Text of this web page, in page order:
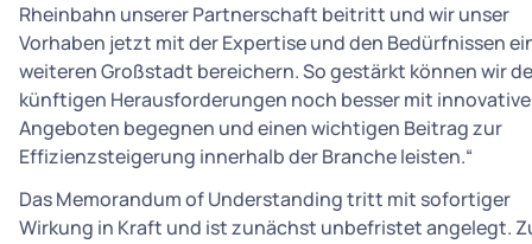
Rheinbahn unserer Partnerschaft beitritt und wir unser
Vorhaben jetzt mit der Expertise und den Bedürfnissen
weiteren Großstadt bereichern. So gestärkt können wir
künftigen Herausforderungen noch besser mit
Angeboten begegnen und einen wichtigen Beitrag zur
Effizienzsteigerung innerhalb der Branche leisten.“
Das Memorandum of Understanding tritt mit sofortiger
Wirkung in Kraft und ist zunächst unbefristet angelegt.